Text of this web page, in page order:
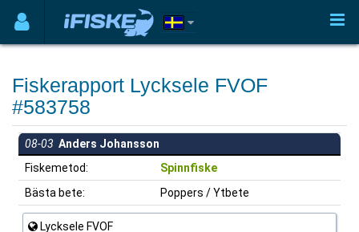
Fiskerapport Lycksele FVOF
#583758
08-03 Anders Johansson
Fiskemetod:
Spinnfiske
Bästa bete:
Poppers / Ytbete
Lycksele FVOF